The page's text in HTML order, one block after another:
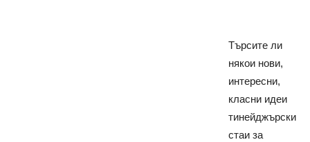
Търсите ли
някои нови,
интересни,
класни идеи
тинейджърски
стаи за